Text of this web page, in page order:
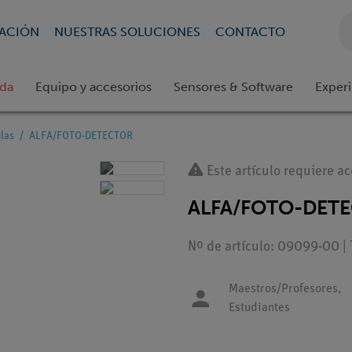
NUESTRAS SOLUCIONES CONTACTO
Equipo y accesorios Sensores & Software
ALFA/FOTO-DETECTOR
Este artículo requiere
ALFA/FOTO-
Nº de artículo: 09099-00 |
Maestros/Profesores,
Estudiantes